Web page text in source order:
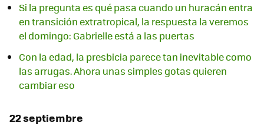
Si la pregunta es qué pasa cuando un huracán entra
en transición extratropical, la respuesta la veremos
el domingo: Gabrielle está a las puertas
Con la edad, la presbicia parece tan inevitable como
las arrugas. Ahora unas simples gotas quieren
cambiar eso
22 septiembre